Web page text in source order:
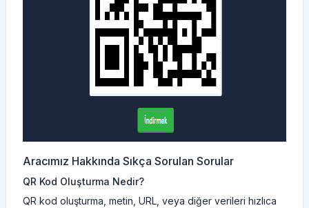
Aracımız Hakkında Sıkça Sorulan Sorular
QR Kod Oluşturma Nedir?
QR kod oluşturma, metin, URL, veya diğer verileri hızlıca